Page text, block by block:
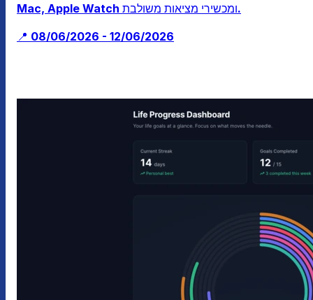
Mac, Apple Watch ומכשירי מציאות משולבת.
📍 08/06/2026 - 12/06/2026